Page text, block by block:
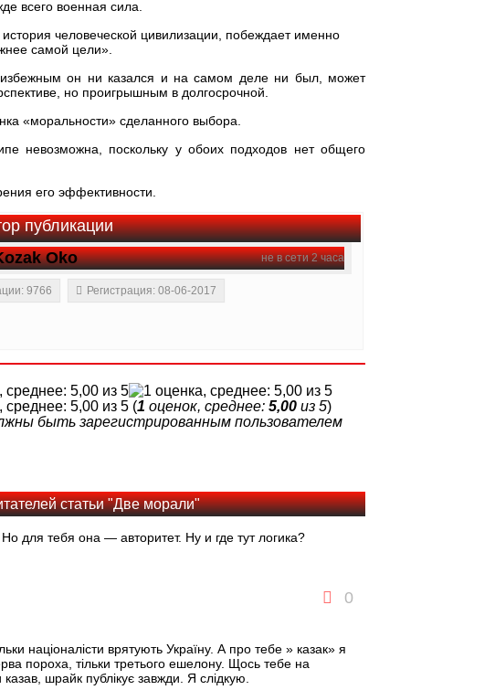
всего военная сила.
человеческой цивилизации, побеждает именно
самой цели».
он ни казался и на самом деле ни был, может
но проигрышным в долгосрочной.
«моральности» сделанного выбора.
невозможна, поскольку у обоих подходов нет общего
его эффективности.
публикации
не в сети 2 часа
Oko
9766 Регистрация: 08-06-2017
(1 оценок, среднее: 5,00 из 5)
быть зарегистрированным пользователем
статьи "Две морали"
тебя она — авторитет. Ну и где тут логика?
0
націоналісти врятують Україну. А про тебе » казак» я
пороха, тільки третього ешелону. Щось тебе на
шрайк публікує завжди. Я слідкую.